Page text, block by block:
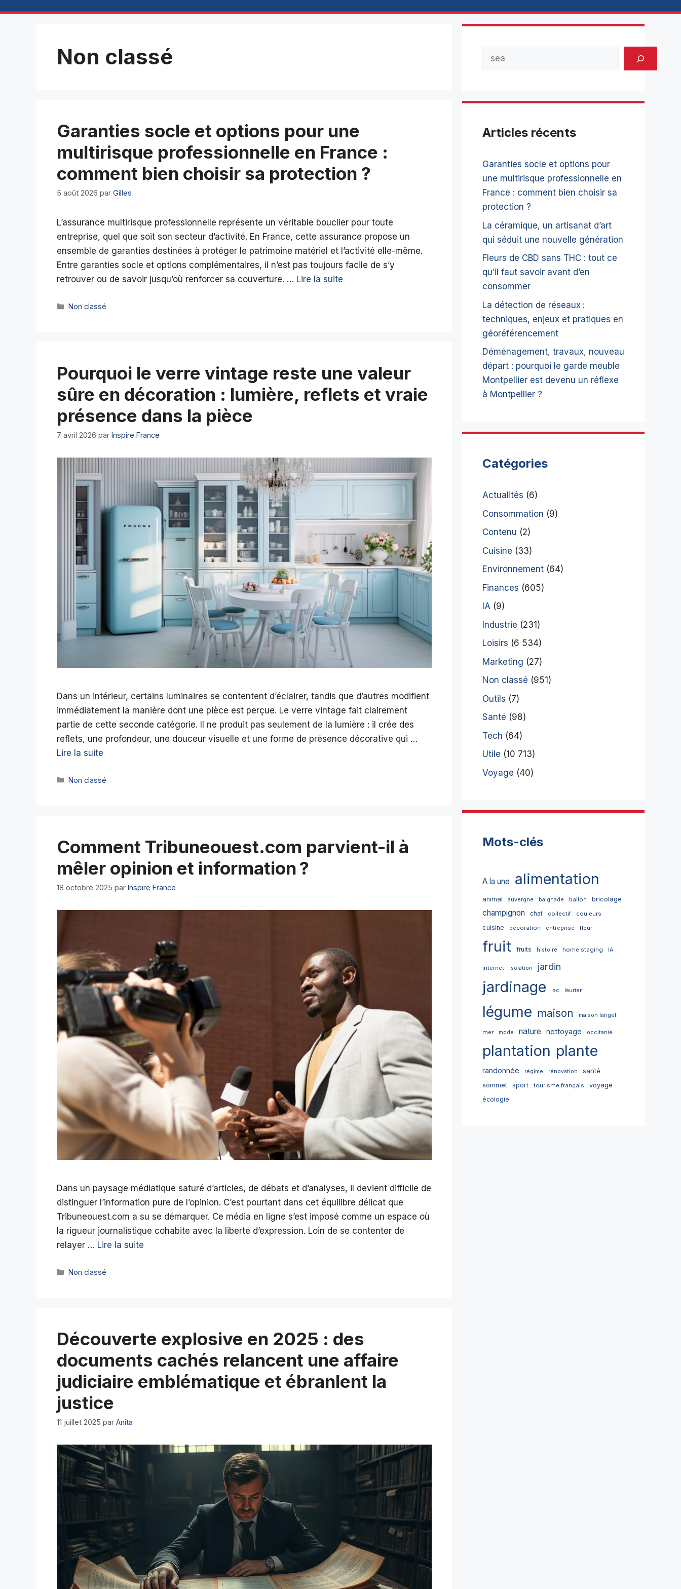
Non classé
Garanties socle et options pour une
multirisque professionnelle en France :
comment bien choisir sa protection ?
5 août 2026 par Gilles
L’assurance multirisque professionnelle représente un véritable bouclier pour toute
entreprise, quel que soit son secteur d’activité. En France, cette assurance propose un
ensemble de garanties destinées à protéger le patrimoine matériel et l’activité elle-même.
Entre garanties socle et options complémentaires, il n’est pas toujours facile de s’y
retrouver ou de savoir jusqu’où renforcer sa couverture. … Lire la suite
Catégories
Non classé
Pourquoi le verre vintage reste une valeur
sûre en décoration : lumière, reflets et vraie
présence dans la pièce
7 avril 2026 par Inspire France
Dans un intérieur, certains luminaires se contentent d’éclairer, tandis que d’autres modifient
immédiatement la manière dont une pièce est perçue. Le verre vintage fait clairement
partie de cette seconde catégorie. Il ne produit pas seulement de la lumière : il crée des
reflets, une profondeur, une douceur visuelle et une forme de présence décorative qui …
Lire la suite
Catégories
Non classé
Comment Tribuneouest.com parvient-il à
mêler opinion et information ?
18 octobre 2025 par Inspire France
Dans un paysage médiatique saturé d’articles, de débats et d’analyses, il devient difficile de
distinguer l’information pure de l’opinion. C’est pourtant dans cet équilibre délicat que
Tribuneouest.com a su se démarquer. Ce média en ligne s’est imposé comme un espace où
la rigueur journalistique cohabite avec la liberté d’expression. Loin de se contenter de
relayer … Lire la suite
Catégories
Non classé
Découverte explosive en 2025 : des
documents cachés relancent une affaire
judiciaire emblématique et ébranlent la
justice
11 juillet 2025 par Anita
Articles récents
Garanties socle et options pour
une multirisque professionnelle en
France : comment bien choisir sa
protection ?
La céramique, un artisanat d’art
qui séduit une nouvelle génération
Fleurs de CBD sans THC : tout ce
qu’il faut savoir avant d’en
consommer
La détection de réseaux :
techniques, enjeux et pratiques en
géoréférencement
Déménagement, travaux, nouveau
départ : pourquoi le garde meuble
Montpellier est devenu un réflexe
à Montpellier ?
Catégories
Actualités (6)
Consommation (9)
Contenu (2)
Cuisine (33)
Environnement (64)
Finances (605)
IA (9)
Industrie (231)
Loisirs (6 534)
Marketing (27)
Non classé (951)
Outils (7)
Santé (98)
Tech (64)
Utile (10 713)
Voyage (40)
Mots-clés
A la une alimentation
animal auvergne baignade ballon bricolage
champignon chat collectif couleurs
cuisine décoration entreprise fleur
fruit fruits histoire home staging IA
internet isolation jardin
jardinage lac laurier
légume maison maison langel
mer mode nature nettoyage occitanie
plantation plante
randonnée régime rénovation
santé
sommet
sport tourisme français
voyage
écologie